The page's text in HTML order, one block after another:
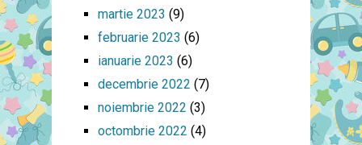
martie 2023 (9)
februarie 2023 (6)
ianuarie 2023 (6)
decembrie 2022 (7)
noiembrie 2022 (3)
octombrie 2022 (4)